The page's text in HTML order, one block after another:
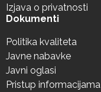
Izjava o privatnosti
Dokumenti
Politika kvaliteta
Javne nabavke
Javni oglasi
Pristup informacijama